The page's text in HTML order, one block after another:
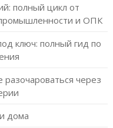
полный цикл от
и ОПК
ключ: полный гид по
через
дома